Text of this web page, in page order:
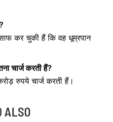
कर चुकी हैं कि वह धूम्रपान
चार्ज करती हैं?
रुपये चार्ज करती हैं।
ALSO